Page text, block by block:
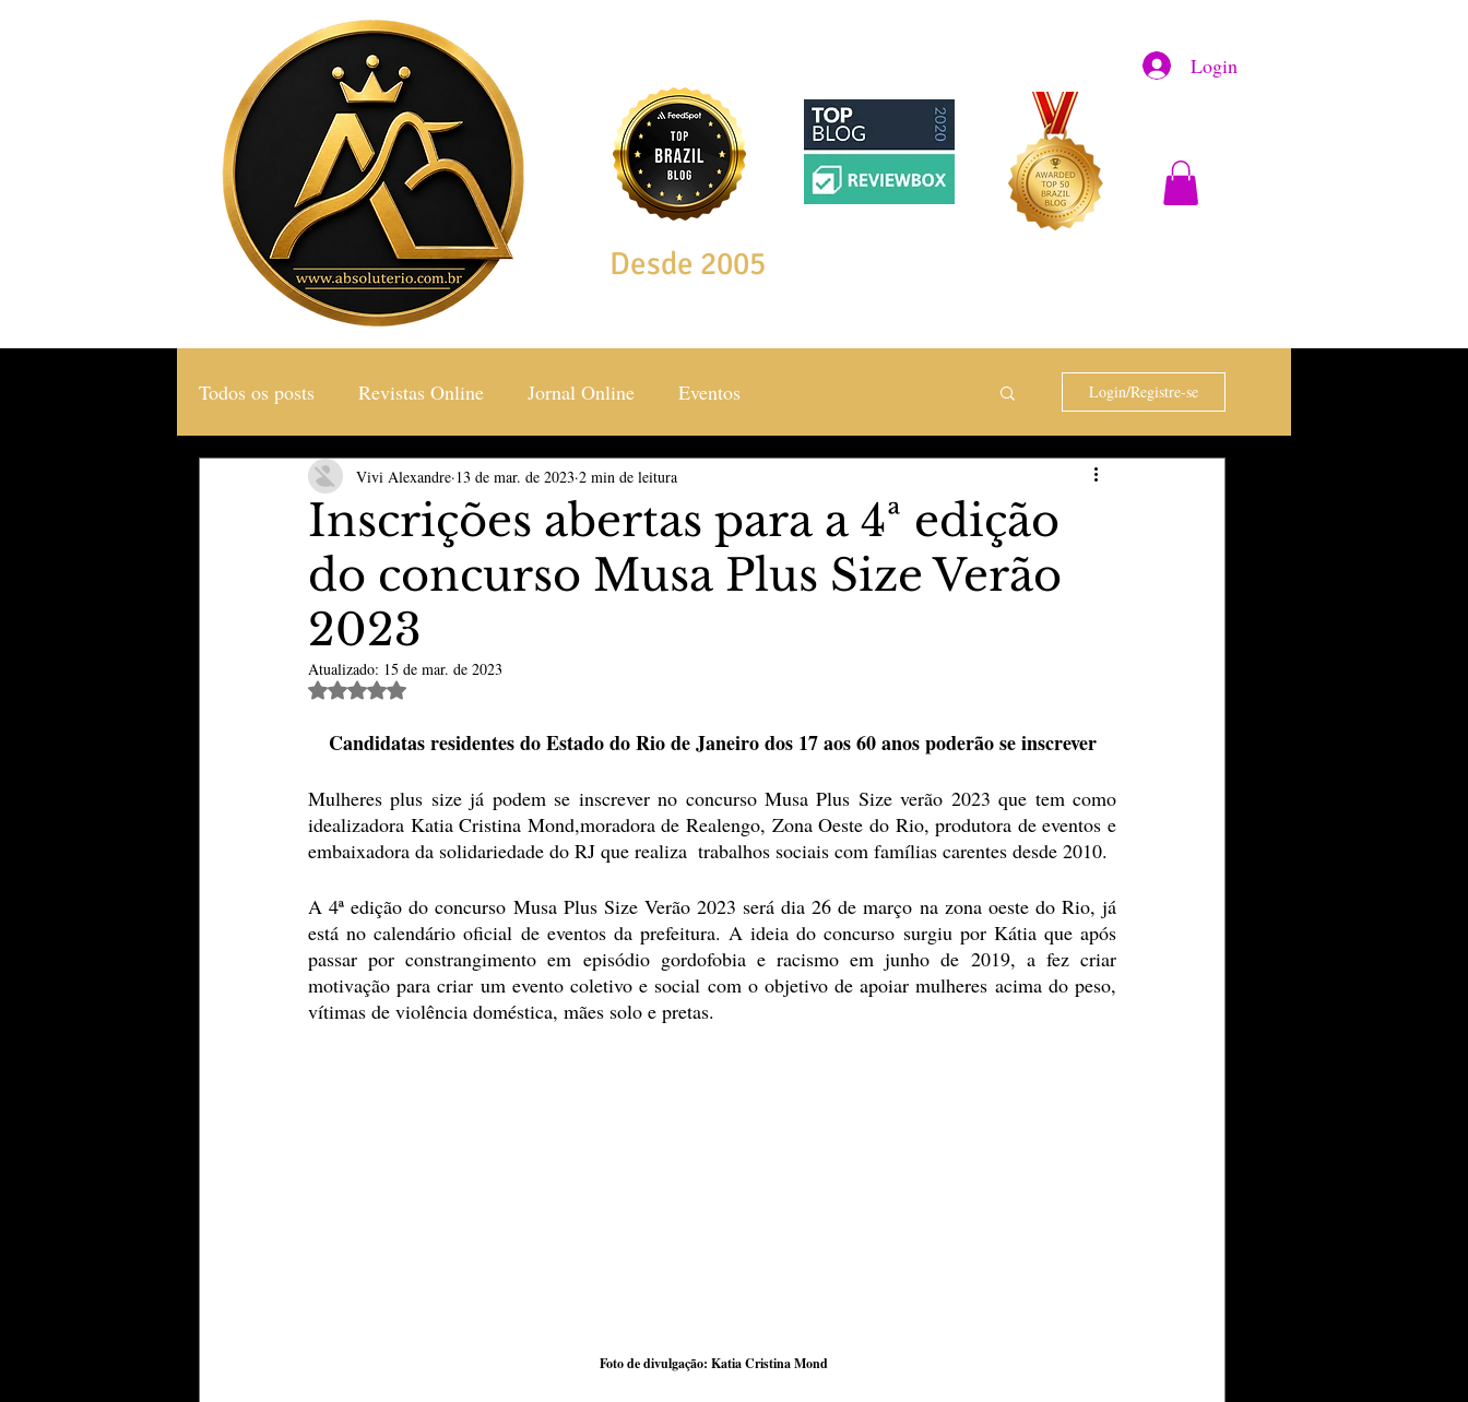
Login
Desde 2005
Todos os posts Revistas Online Jornal Online Eventos
Gastronomia & Turismo Social & Estilos Saúde & Bem Estar
TheVipClubBusiness Revistas The Vip Club Business Marujo Carioca
Educação & Tecnologia
Login/Registre-se
Inscrições abertas para a 4ª edição
do concurso Musa Plus Size Verão
2023
Vivi Alexandre 13 de mar. de 2023 2 min de leitura
Atualizado: 15 de mar. de 2023
Avaliado com NaN de 5 estrelas.
Candidatas residentes do Estado do Rio de Janeiro dos 17 aos 60 anos poderão se inscrever
Mulheres plus size já podem se inscrever no concurso Musa Plus Size verão 2023 que tem como
idealizadora Katia Cristina Mond,moradora de Realengo, Zona Oeste do Rio, produtora de eventos e
embaixadora da solidariedade do RJ que realiza  trabalhos sociais com famílias carentes desde 2010.
A 4ª edição do concurso Musa Plus Size Verão 2023 será dia 26 de março na zona oeste do Rio, já
está no calendário oficial de eventos da prefeitura. A ideia do concurso surgiu por Kátia que após
passar por constrangimento em episódio gordofobia e racismo em junho de 2019, a fez criar
motivação para criar um evento coletivo e social com o objetivo de apoiar mulheres acima do peso,
vítimas de violência doméstica, mães solo e pretas.
Foto de divulgação: Katia Cristina Mond